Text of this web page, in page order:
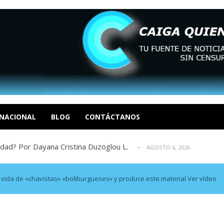
BLOG CONTÁCTANOS
de derechos humanos en el Minister... AGOSTO 6, 2026
un mercado impulsado por el auge de... AGOSTO 6, 2026
La Guaira que hasta ahora no había ...
Por Dayana Cristina Duzoglou L.
apagones y promesas incumplidas... AGOSTO 6, 2026
de derechos humanos en el Minister... AGOSTO 6, 2026
un mercado impulsado por el auge de... AGOSTO 6, 2026
en La Guaira que hasta ahora no había ... AGOSTO 6, 2026
de «chavistas» «boliburgueses» y produce este material Ver vídeo